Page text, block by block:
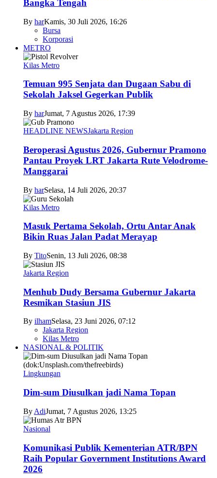
Bangka Tengah
By harKamis, 30 Juli 2026, 16:26
Bursa
Korporasi
METRO
Kilas Metro
Temuan 995 Senjata dan Dugaan Sabu di
Sekolah Jaksel Gegerkan Publik
By harJumat, 7 Agustus 2026, 17:39
HEADLINE NEWSJakarta Region
Beroperasi Agustus 2026, Gubernur Pramono
Pantau Proyek LRT Jakarta Rute Velodrome-
Manggarai
By harSelasa, 14 Juli 2026, 20:37
Kilas Metro
Masuk Pertama Sekolah, Ortu Antar Anak
Bikin Ruas Jalan Padat Merayap
By TitoSenin, 13 Juli 2026, 08:38
Jakarta Region
Menhub Dudy Bersama Gubernur Jakarta
Resmikan Stasiun JIS
By ilhamSelasa, 23 Juni 2026, 07:12
Jakarta Region
Kilas Metro
NASIONAL & POLITIK
Lingkungan
Dim-sum Diusulkan jadi Nama Topan
By AdiJumat, 7 Agustus 2026, 13:25
Nasional
Komunikasi Publik Kementerian ATR/BPN
Raih Popular Government Institutions Award
2026